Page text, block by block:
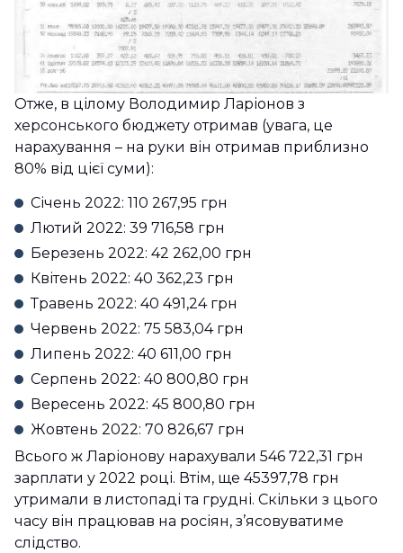
Отже, в цілому Володимир Ларіонов з
херсонського бюджету отримав (увага, це
нарахування – на руки він отримав приблизно
80% від цієї суми):
Січень 2022: 110 267,95 грн
Лютий 2022: 39 716,58 грн
Березень 2022: 42 262,00 грн
Квітень 2022: 40 362,23 грн
Травень 2022: 40 491,24 грн
Червень 2022: 75 583,04 грн
Липень 2022: 40 611,00 грн
Серпень 2022: 40 800,80 грн
Вересень 2022: 45 800,80 грн
Жовтень 2022: 70 826,67 грн
Всього ж Ларіонову нарахували 546 722,31 грн
зарплати у 2022 році. Втім, ще 45397,78 грн
утримали в листопаді та грудні. Скільки з цього
часу він працював на росіян, з’ясовуватиме
слідство.